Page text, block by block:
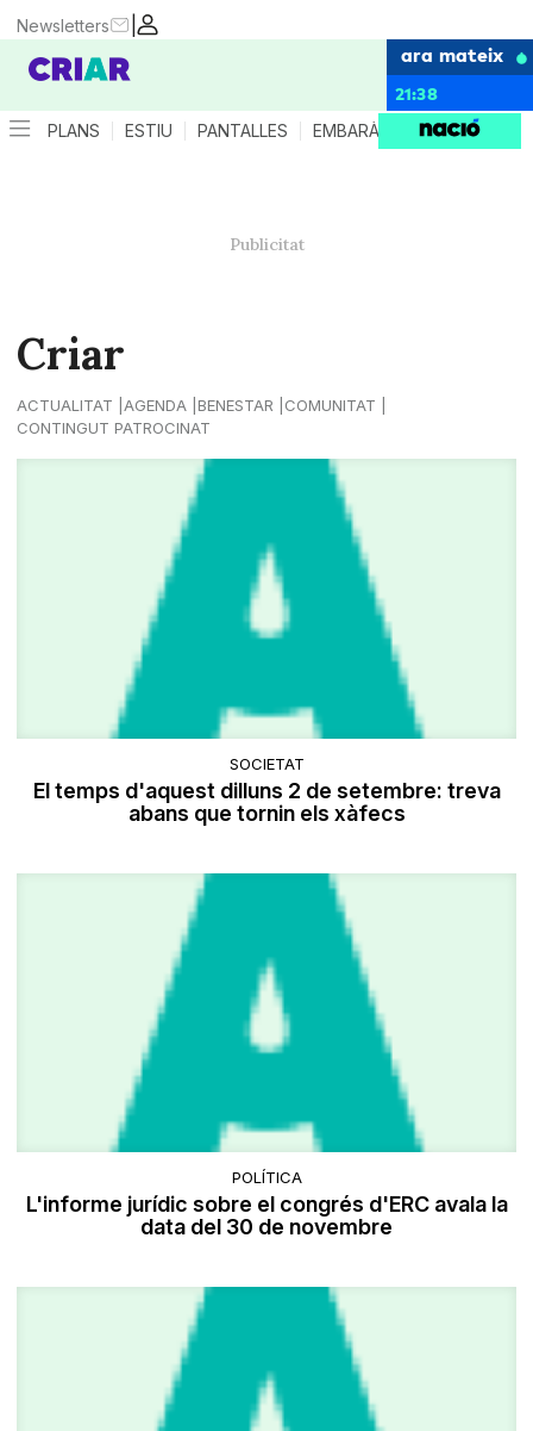
|
Newsletters
ara mateix
21:38
PLANS ESTIU PANTALLES EMBARÀS CRIANÇA
Criar
ACTUALITAT AGENDA BENESTAR
COMUNITAT
CONTINGUT PATROCINAT
SOCIETAT
El temps d'aquest dilluns 2 de setembre: treva
abans que tornin els xàfecs
POLÍTICA
L'informe jurídic sobre el congrés d'ERC avala la
data del 30 de novembre